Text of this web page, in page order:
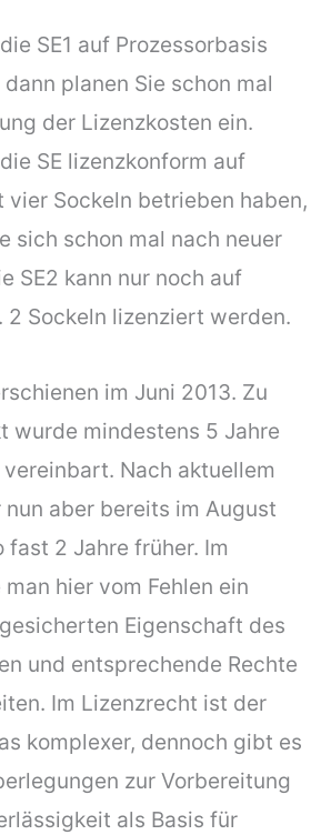
SE1 auf Prozessorbasis
planen Sie schon mal
der Lizenzkosten ein.
SE lizenzkonform auf
vier Sockeln betrieben haben,
sich schon mal nach neuer
SE2 kann nur noch auf
2 Sockeln lizenziert werden.
im Juni 2013. Zu
wurde mindestens 5 Jahre
Nach aktuellem
aber bereits im August
fast 2 Jahre früher. Im
hier vom Fehlen ein
Eigenschaft des
und entsprechende Rechte
Im Lizenzrecht ist der
komplexer, dennoch gibt es
zur Vorbereitung
als Basis für